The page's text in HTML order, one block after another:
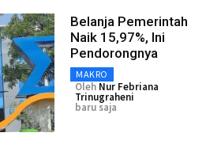
Belanja Pemerintah
Naik 15,97%, Ini
Pendorongnya
MAKRO
Oleh Nur Febriana
Trinugraheni
baru saja